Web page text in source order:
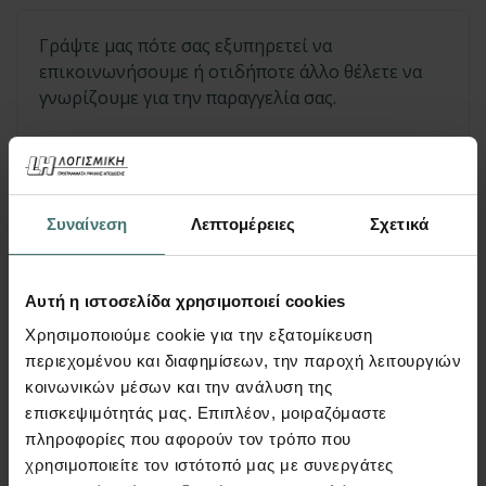
Συναίνεση Λεπτομέρειες Σχετικά
Αυτή η ιστοσελίδα χρησιμοποιεί cookies
Χρησιμοποιούμε cookie για την εξατομίκευση
περιεχομένου και διαφημίσεων, την παροχή λειτουργιών
κοινωνικών μέσων και την ανάλυση της
επισκεψιμότητάς μας. Επιπλέον, μοιραζόμαστε
πληροφορίες που αφορούν τον τρόπο που
χρησιμοποιείτε τον ιστότοπό μας με συνεργάτες
Στείλτε την παραγγελία σας
Επιθυμώ να λαμβάνω ενημερώσεις και νέα της LH
Λογισμική
Χρειάζεστε βοήθεια;